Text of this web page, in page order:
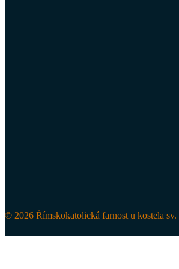
© 2026 Římskokatolická farnost u kostela